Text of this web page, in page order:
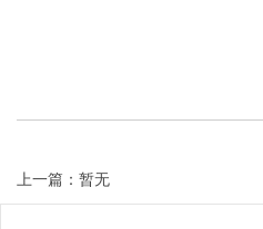
d
上一篇：暂无